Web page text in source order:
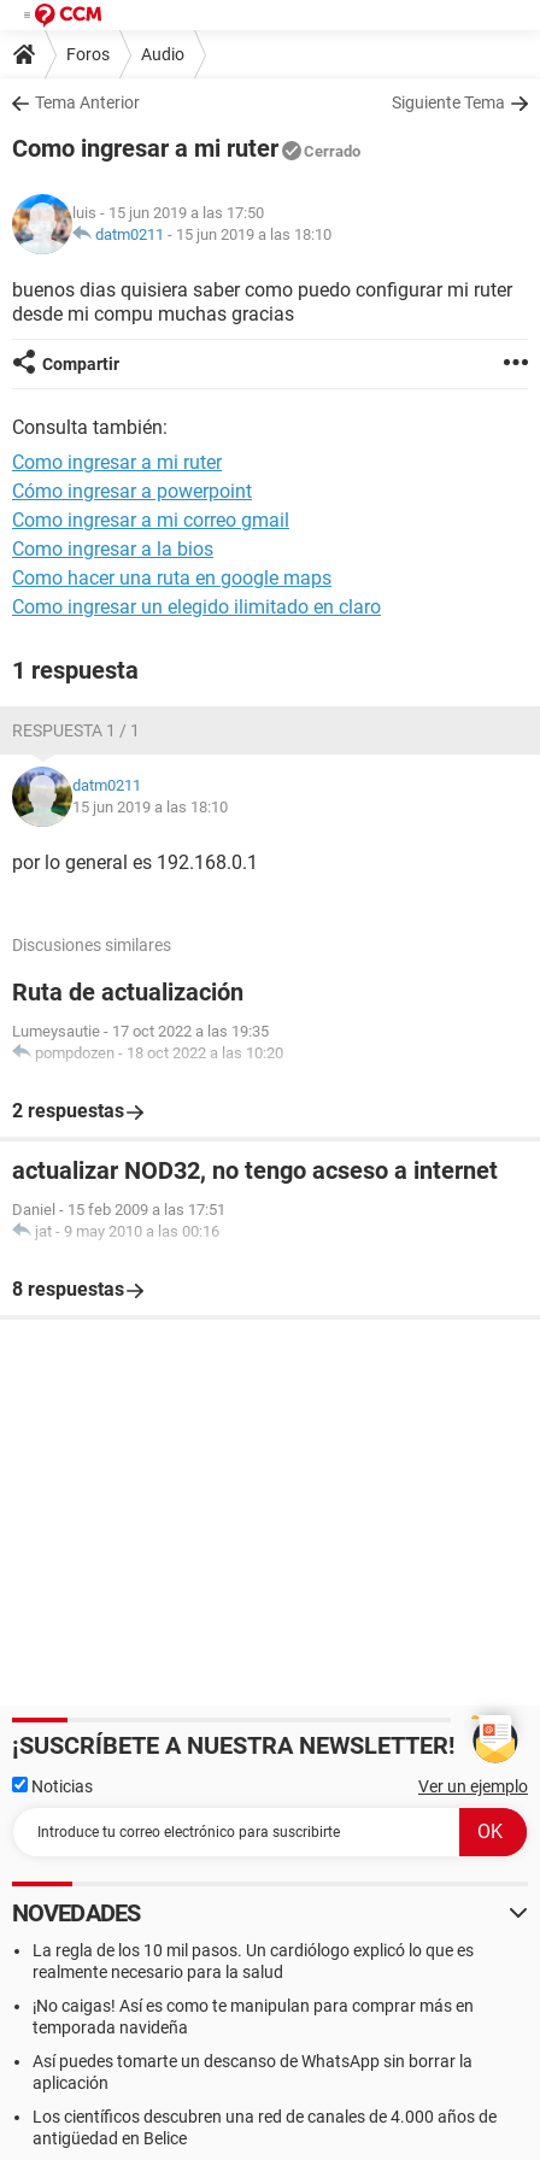
Foros Audio
Tema Anterior Siguiente Tema
Como ingresar a mi ruter Cerrado
luis - 15 jun 2019 a las 17:50
datm0211 - 15 jun 2019 a las 18:10
buenos dias quisiera saber como puedo configurar mi ruter
desde mi compu muchas gracias
Compartir
Consulta también:
Como ingresar a mi ruter
Cómo ingresar a powerpoint
Como ingresar a mi correo gmail
Como ingresar a la bios
Como hacer una ruta en google maps
Como ingresar un elegido ilimitado en claro
1 respuesta
RESPUESTA 1 / 1
datm0211
15 jun 2019 a las 18:10
por lo general es 192.168.0.1
Discusiones similares
Ruta de actualización
Lumeysautie - 17 oct 2022 a las 19:35
pompdozen - 18 oct 2022 a las 10:20
2 respuestas
actualizar NOD32, no tengo acseso a internet
Daniel - 15 feb 2009 a las 17:51
jat - 9 may 2010 a las 00:16
8 respuestas
¡SUSCRÍBETE A NUESTRA NEWSLETTER!
Noticias Ver un ejemplo
NOVEDADES
La regla de los 10 mil pasos. Un cardiólogo explicó lo que es
realmente necesario para la salud
¡No caigas! Así es como te manipulan para comprar más en
temporada navideña
Así puedes tomarte un descanso de WhatsApp sin borrar la
aplicación
Los científicos descubren una red de canales de 4.000 años de
antigüedad en Belice